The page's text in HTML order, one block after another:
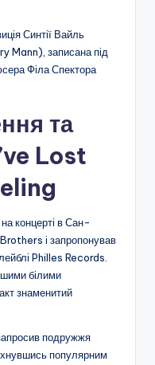
Синтії Вайль
Mann), записана під
Філа Спектора
та
Lost
концерті в Сан-
і запропонував
Philles Records.
білими
знаменитий
подружжя
популярним